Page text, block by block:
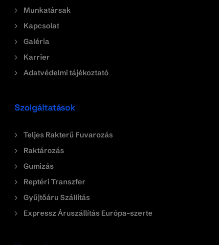
Munkatársak
Kapcsolat
Galéria
Karrier
Adatvédelmi tájékoztató
Szolgáltatások
Teljes Rakterű Fuvarozás
Raktározás
Gumizás
Reptéri Transzfer
Gyűjtőáru Szállítás
Expressz Áruszállítás Európa-szerte